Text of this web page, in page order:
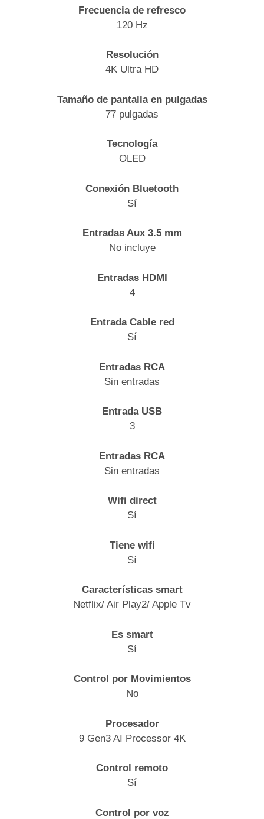
Frecuencia de refresco
120 Hz
Resolución
4K Ultra HD
Tamaño de pantalla en pulgadas
77 pulgadas
Tecnología
OLED
Conexión Bluetooth
Sí
Entradas Aux 3.5 mm
No incluye
Entradas HDMI
4
Entrada Cable red
Sí
Entradas RCA
Sin entradas
Entrada USB
3
Entradas RCA
Sin entradas
Wifi direct
Sí
Tiene wifi
Sí
Características smart
Netflix/ Air Play2/ Apple Tv
Es smart
Sí
Control por Movimientos
No
Procesador
9 Gen3 AI Processor 4K
Control remoto
Sí
Control por voz